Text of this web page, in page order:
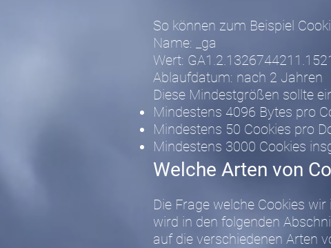
So können zum Beispiel
Name: _ga
Wert:
Ablaufdatum: nach 2 Jahren
Diese Mindestgrößen sollte
Mindestens 4096 Bytes pro
Mindestens 50 Cookies pro
Mindestens 3000 Cookies
Welche Arten von
Die Frage welche Cookies
wird in den folgenden
auf die verschiedenen Arten